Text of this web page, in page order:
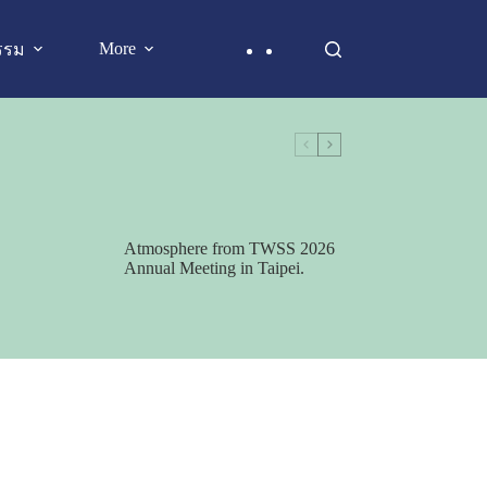
ม More
Atmosphere from TWSS 2026
Annual Meeting in Taipei.